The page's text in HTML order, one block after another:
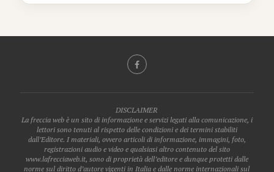
DISCLAIMER
La freccia web è un sito di informazione e servizi legati alla comunicazione, i
lettori sono tenuti al rispetto delle condizioni e dei termini stabiliti
dall’Editore. I materiali, ovvero articoli di informazione, immagini, foto,
registrazioni audio e video e qualsiasi altro contenuto del sito
www.lafrecciaweb.it, sono di proprietà dell’editore e dunque protetti dalle
norme sul diritto d’autore vigenti in Italia e dalle norme internazionali sul